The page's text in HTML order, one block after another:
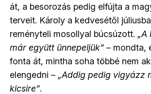
át, a besorozás pedig elfújta a
terveit. Károly a kedvesétől
reményteli mosollyal búcsúzott. „A
már együtt ünnepeljük” – mondta,
fonta át, mintha soha többé nem
elengedni – „Addig pedig vigyázz
kicsire”.